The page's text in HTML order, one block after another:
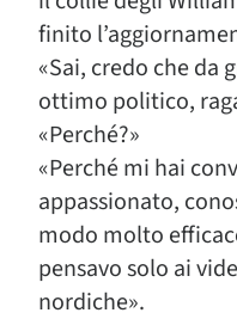
finito
«Sai, credo che da
ottimo politico,
«Perché?»
«Perché mi hai
appassionato,
modo molto
pensavo solo ai
nordiche».